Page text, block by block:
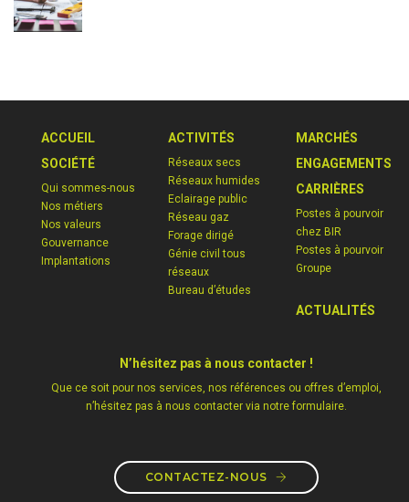
ACCUEIL
SOCIÉTÉ
Qui sommes-nous
Nos métiers
Nos valeurs
Gouvernance
Implantations
ACTIVITÉS
Réseaux secs
Réseaux humides
Eclairage public
Réseau gaz
Forage dirigé
Génie civil tous
réseaux
Bureau d’études
MARCHÉS
ENGAGEMENTS
CARRIÈRES
Postes à pourvoir
chez BIR
Postes à pourvoir
Groupe
ACTUALITÉS
N’hésitez pas à nous contacter !
Que ce soit pour nos services, nos références ou offres d’emploi,
n’hésitez pas à nous contacter via notre formulaire.
CONTACTEZ-NOUS